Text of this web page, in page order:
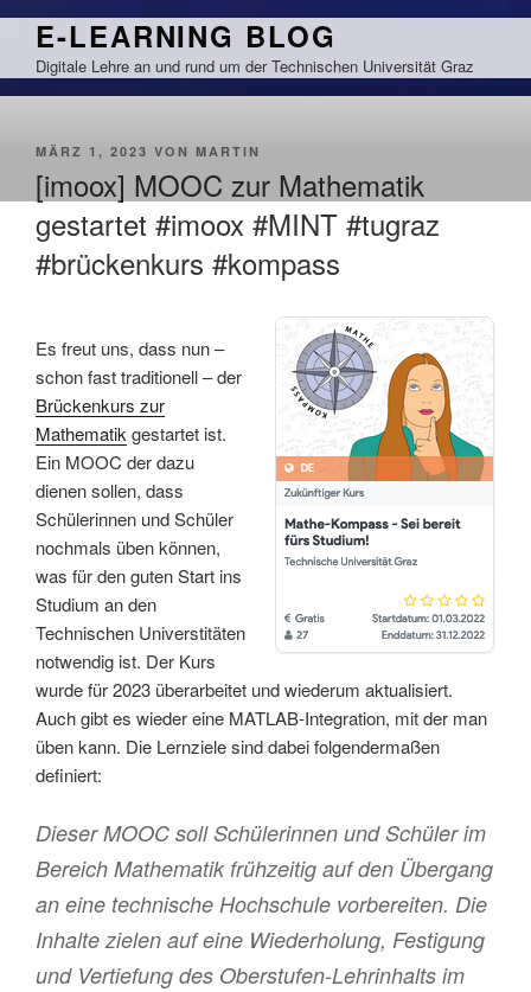
Zum
springen
E-LEARNING BLOG
Digitale Lehre an und rund um der Technischen Universität Graz
VERÖFFENTLICHT
MÄRZ 1, 2023 VON MARTIN
[imoox] MOOC zur Mathematik
gestartet #imoox #MINT #tugraz
#brückenkurs #kompass
Es freut uns, dass nun –
schon fast traditionell – der
Brückenkurs zur
Mathematik gestartet ist.
Ein MOOC der dazu
dienen sollen, dass
Schülerinnen und Schüler
nochmals üben können,
was für den guten Start ins
Studium an den
Technischen Universtitäten
notwendig ist. Der Kurs
wurde für 2023 überarbeitet und wiederum aktualisiert.
Auch gibt es wieder eine MATLAB-Integration, mit der man
üben kann. Die Lernziele sind dabei folgendermaßen
definiert:
Dieser MOOC soll Schülerinnen und Schüler im
Bereich Mathematik frühzeitig auf den Übergang
an eine technische Hochschule vorbereiten. Die
Inhalte zielen auf eine Wiederholung, Festigung
und Vertiefung des Oberstufen-Lehrinhalts im